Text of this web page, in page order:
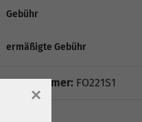
Gebühr
ermäßigte Gebühr
Kursnummer: FO221S1
×